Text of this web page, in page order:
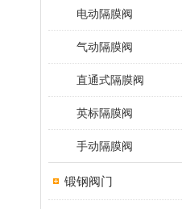
电动隔膜阀
气动隔膜阀
直通式隔膜阀
英标隔膜阀
手动隔膜阀
锻钢阀门